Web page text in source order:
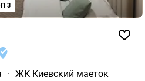
· ЖК Киевский маеток
3